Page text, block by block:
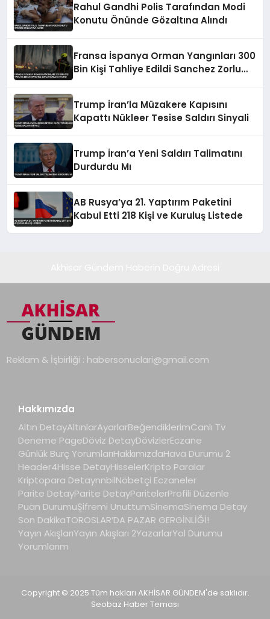
Rahul Gandhi Polis Tarafından Modi
Konutu Önünde Gözaltına Alındı
Fransa İspanya Orman Yangınları 300
Bin Kişi Tahliye Edildi Sanchez Zorlu
Trump İran’la Müzakere Kapısını
Kapattı Nükleer Tesise Saldırı Sinyali
Trump İran’a Yeni Saldırı Talimatını
Durdurdu Mı
AB Rusya’ya 21. Yaptırım Paketini
Kabul Etti 218 Kişi ve Kuruluş Listede
Reklam & İşbirliği : habersonuclari@gmail.com
Hakkımızda
Altın DetayAltınlarAyarlarBeğendiklerimCanlı Tv
Deneme PageDöviz DetayDövizlerEczane
Günlük Burç YorumlarıHakkımızdaHava Durumu 2
Header4Hisse DetayHisselerKripto Paralar
Kriptopara DetaynnbilNöbetçi Eczaneler
Parite DetayParite DetayParitelerProfili Düzenle
Puan DurumuŞifremi UnuttumSinemaSinema Detay
Son DakikaTOROSLAR’DA PAZAR GERGİNLİĞİ!
Yayın AkışlarıYayın Akışları 2YazarlarYol Durumu
Yorumlarım
Copyright © 2025 Tüm hakları AKHİSAR GÜNDEM'de saklıdır.
Seobaz Haber Teması